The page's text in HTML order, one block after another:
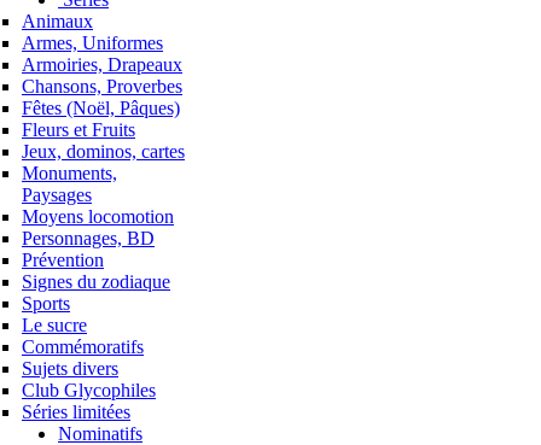
Animaux
Armes, Uniformes
Armoiries, Drapeaux
Chansons, Proverbes
Fêtes (Noël, Pâques)
Fleurs et Fruits
Jeux, dominos, cartes
Monuments,
Paysages
Moyens locomotion
Personnages, BD
Prévention
Signes du zodiaque
Sports
Le sucre
Commémoratifs
Sujets divers
Club Glycophiles
Séries limitées
Nominatifs